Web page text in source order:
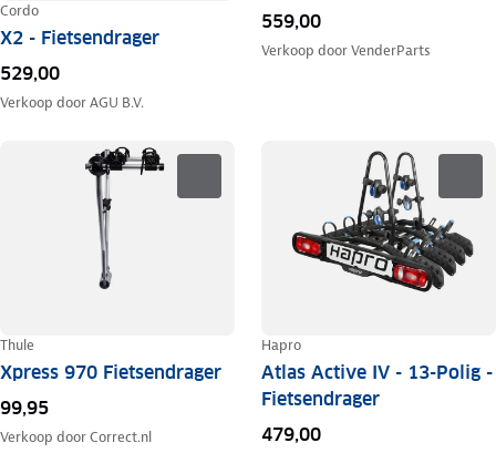
Cordo
X2 - Fietsendrager
529,00
Verkoop doorAGU B.V.
559,00
Verkoop doorVenderParts
Thule
Xpress 970 Fietsendrager
99,95
Verkoop doorCorrect.nl
Hapro
Atlas Active IV - 13-Polig -
Fietsendrager
479,00